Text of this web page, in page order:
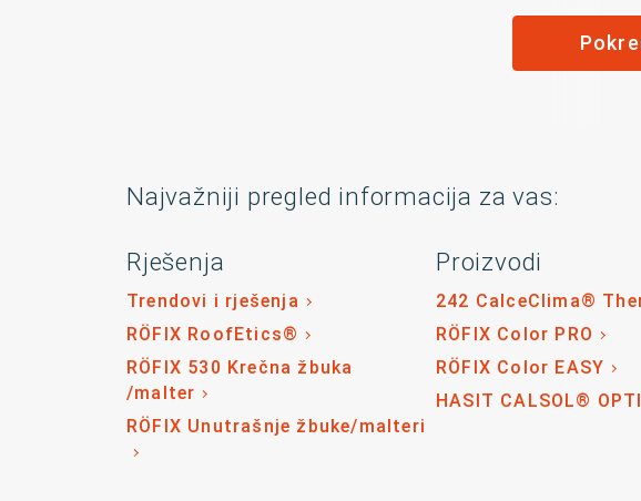
Najvažniji pregled informacija za vas:
Rješenja
Trendovi i rješenja
RÖFIX RoofEtics®
RÖFIX 530 Krečna žbuka
/malter
RÖFIX Unutrašnje žbuke/malteri
Proizvodi
242 CalceClima®
RÖFIX Color PRO
RÖFIX Color EASY
HASIT CALSOL®